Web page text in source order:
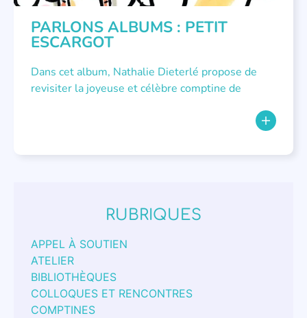
PARLONS ALBUMS : PETIT
ESCARGOT
Dans cet album, Nathalie Dieterlé propose de
revisiter la joyeuse et célèbre comptine de
RUBRIQUES
APPEL À SOUTIEN
ATELIER
BIBLIOTHÈQUES
COLLOQUES ET RENCONTRES
COMPTINES